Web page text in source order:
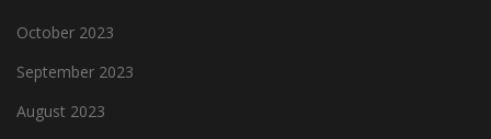
October 2023
September 2023
August 2023